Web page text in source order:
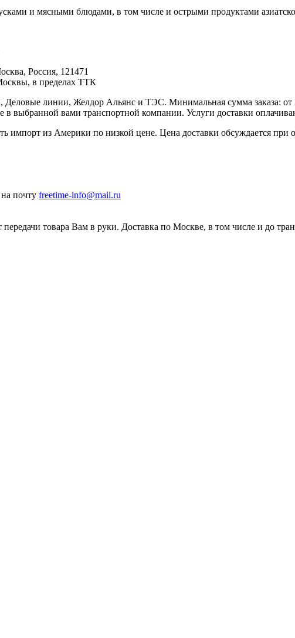
и мясными блюдами, в том числе и острыми продуктами
Россия, 121471
в пределах ТТК
линии, Желдор Альянс и ТЭС. Минимальная сумма заказа: от
выбранной вами транспортной компании. Услуги доставки
из Америки по низкой цене. Цена доставки обсуждается при
почту freetime-info@mail.ru
товара Вам в руки. Доставка по Москве, в том числе и до